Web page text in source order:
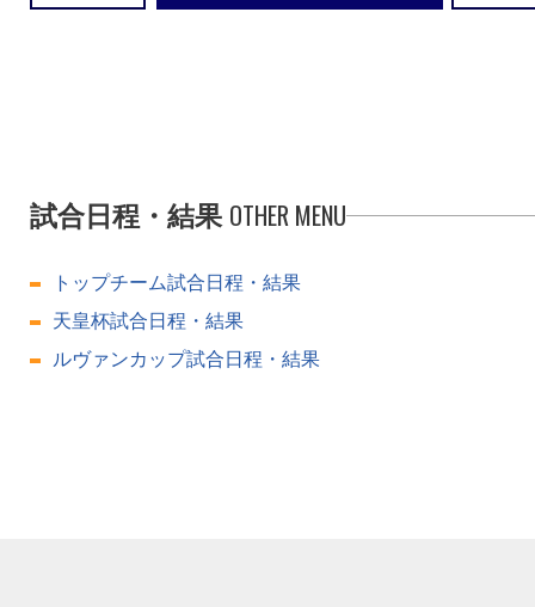
試合日程・結果 OTHER MENU
トップチーム試合日程・結果
天皇杯試合日程・結果
ルヴァンカップ試合日程・結果